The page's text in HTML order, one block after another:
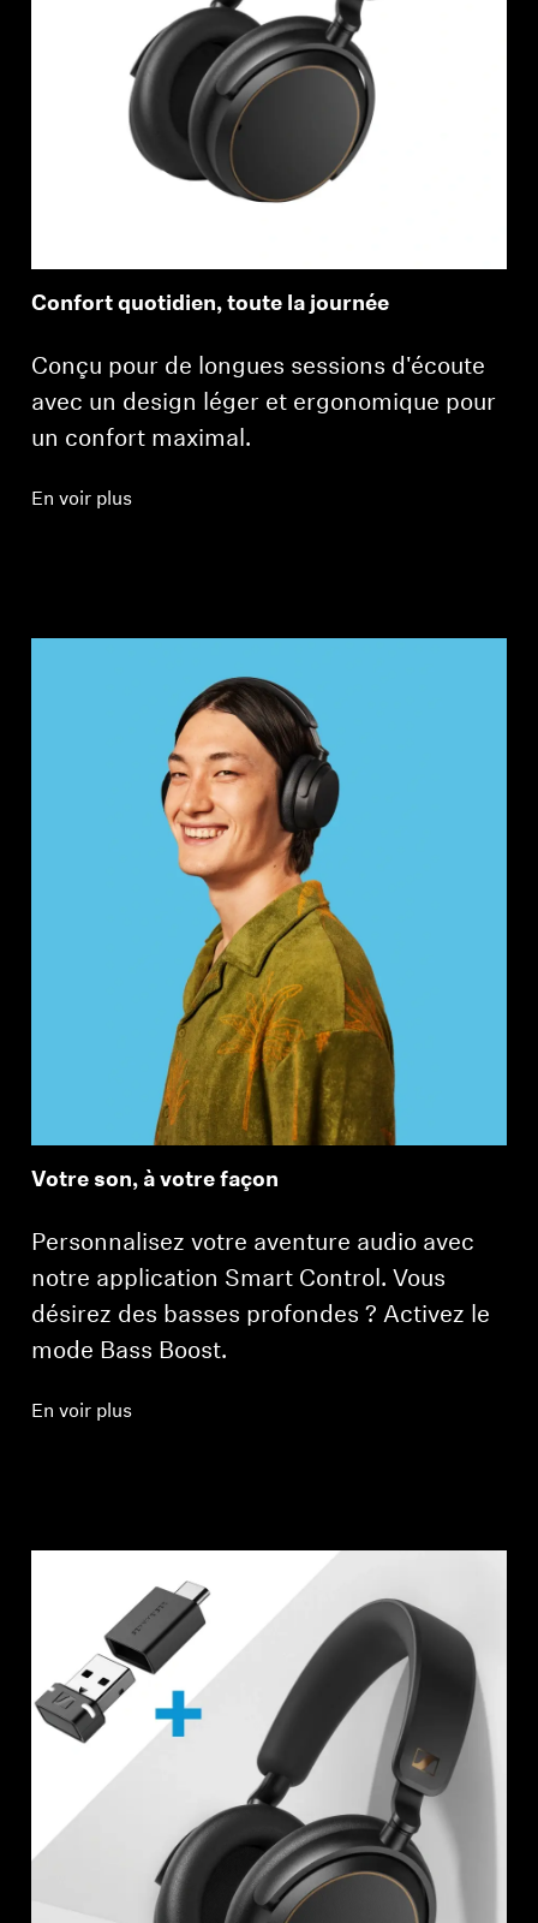
Confort quotidien, toute la journée
Conçu pour de longues sessions d'écoute
avec un design léger et ergonomique pour
un confort maximal.
En voir plus
Votre son, à votre façon
Personnalisez votre aventure audio avec
notre application Smart Control. Vous
désirez des basses profondes ? Activez le
mode Bass Boost.
En voir plus